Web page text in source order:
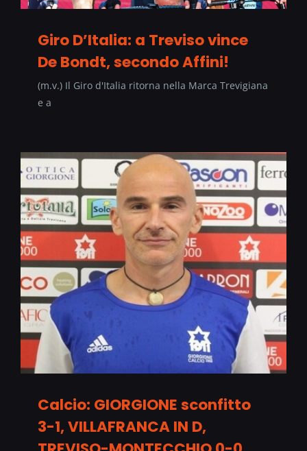
Giro D’Italia: a Treviso vince
De Bondt, secondo Affini!
(m.v.) Il Giro d'Italia ritorna nella Marca Trevigiana
e a
Calcio: GIORGIONE sconfitto
3-1, VILLAFRANCA IN D,